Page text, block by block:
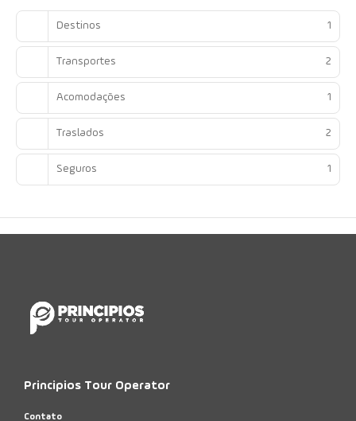
Destinos 1
Transportes 2
Acomodações 1
Traslados 2
Seguros 1
Principios Tour Operator
Contato